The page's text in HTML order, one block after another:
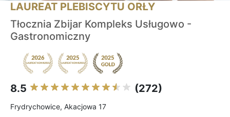
LAUREAT PLEBISCYTU ORŁY
Tłocznia Zbijar Kompleks Usługowo -
Gastronomiczny
8.5 (272)
Frydrychowice, Akacjowa 17